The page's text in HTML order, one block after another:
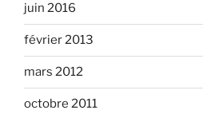
juin 2016
février 2013
mars 2012
octobre 2011